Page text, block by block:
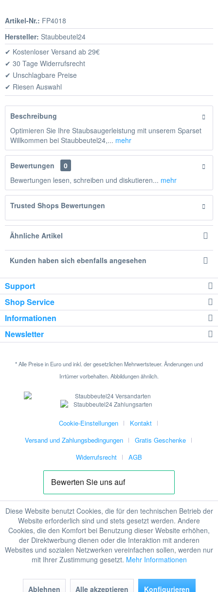
Artikel-Nr.: FP4018
Hersteller: Staubbeutel24
✔ Kostenloser Versand ab 29€
✔ 30 Tage Widerrufsrecht
✔ Unschlagbare Preise
✔ Riesen Auswahl
Beschreibung
Optimieren Sie Ihre Staubsaugerleistung mit unserem Sparset
Willkommen bei Staubbeutel24,... mehr
Bewertungen
0
Bewertungen lesen, schreiben und diskutieren... mehr
Trusted Shops Bewertungen
Ähnliche Artikel
Kunden haben sich ebenfalls angesehen
Support
Shop Service
Informationen
Newsletter
* Alle Preise in Euro und inkl. der gesetzlichen Mehrwertsteuer. Änderungen und
Irrtümer vorbehalten. Abbildungen ähnlich.
Cookie-Einstellungen
Kontakt
Versand und Zahlungsbedingungen
Gratis Geschenke
Widerrufsrecht
AGB
Diese Website benutzt Cookies, die für den technischen Betrieb der
Website erforderlich sind und stets gesetzt werden. Andere
Cookies, die den Komfort bei Benutzung dieser Website erhöhen,
der Direktwerbung dienen oder die Interaktion mit anderen
Websites und sozialen Netzwerken vereinfachen sollen, werden nur
mit Ihrer Zustimmung gesetzt. Mehr Informationen
Ablehnen Alle akzeptieren Konfigurieren